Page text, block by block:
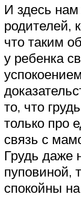
И здесь нам
родителей,
что таким
у ребенка
то, что
только про
связь с
Грудь даже
пуповиной,
спокойны на